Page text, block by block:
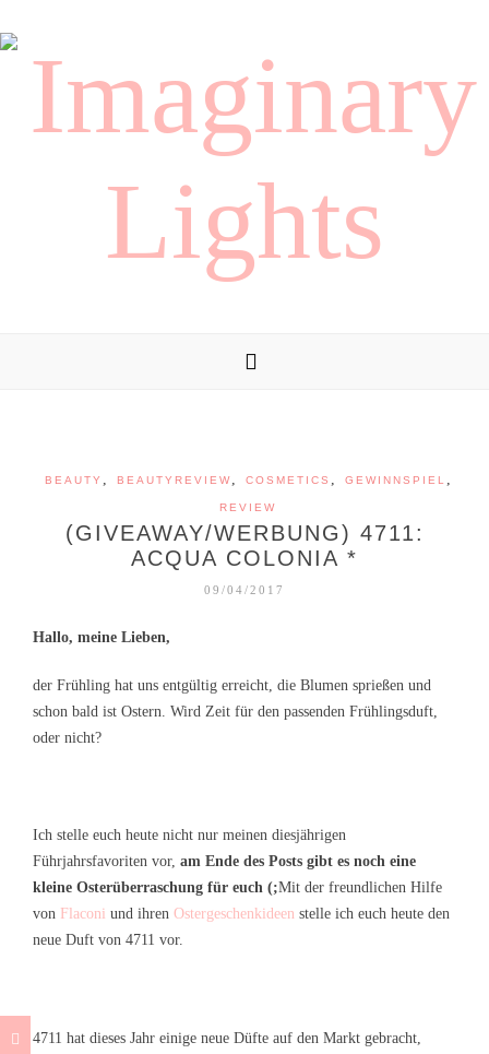
BEAUTY , BEAUTYREVIEW, COSMETICS , GEWINNSPIEL ,
REVIEW
(GIVEAWAY/WERBUNG) 4711:
ACQUA COLONIA *
09/04/2017
Hallo, meine Lieben,
der Frühling hat uns entgültig erreicht, die Blumen sprießen und
schon bald ist Ostern. Wird Zeit für den passenden Frühlingsduft,
oder nicht?
Ich stelle euch heute nicht nur meinen diesjährigen
Führjahrsfavoriten vor, am Ende des Posts gibt es noch eine
kleine Osterüberraschung für euch (;Mit der freundlichen Hilfe
von Flaconi und ihren Ostergeschenkideen stelle ich euch heute den
neue Duft von 4711 vor.
4711 hat dieses Jahr einige neue Düfte auf den Markt gebracht,